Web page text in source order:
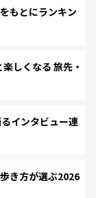
もとにランキン
しくなる 旅先・
インタビュー連
き方が選ぶ2026